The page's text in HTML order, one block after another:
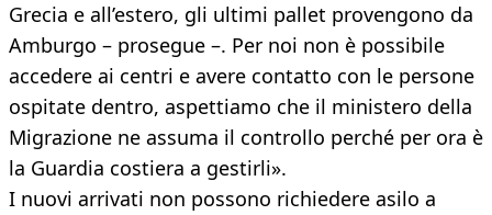
Grecia e all’estero, gli ultimi pallet provengono da
Amburgo – prosegue –. Per noi non è possibile
accedere ai centri e avere contatto con le persone
ospitate dentro, aspettiamo che il ministero della
Migrazione ne assuma il controllo perché per ora è
la Guardia costiera a gestirli».
I nuovi arrivati non possono richiedere asilo a